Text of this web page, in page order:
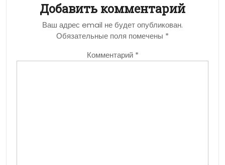
Добавить комментарий
Ваш адрес email не будет опубликован.
Обязательные поля помечены *
Комментарий *